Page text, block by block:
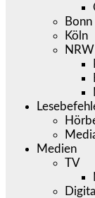
Bonn
Köln
NRW
Medien
TV
Digital